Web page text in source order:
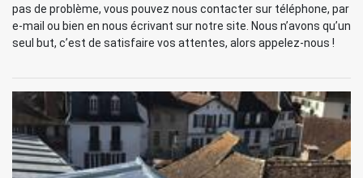
pas de problème, vous pouvez nous contacter sur téléphone, par
e-mail ou bien en nous écrivant sur notre site. Nous n’avons qu’un
seul but, c’est de satisfaire vos attentes, alors appelez-nous !